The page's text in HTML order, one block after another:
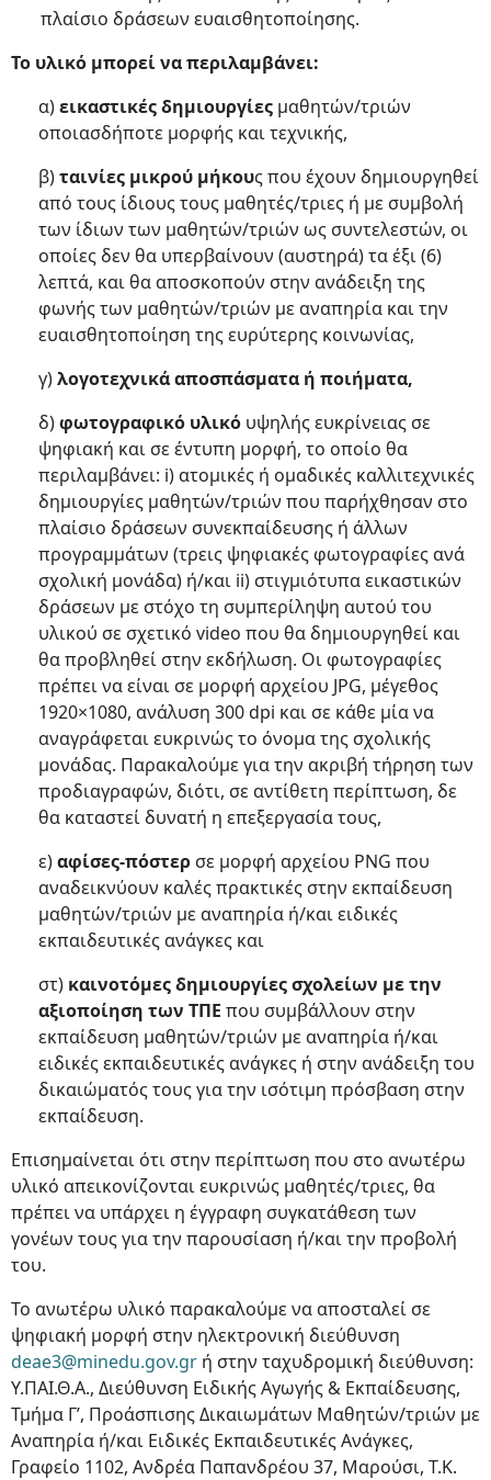
πλαίσιο δράσεων ευαισθητοποίησης.
Το υλικό μπορεί να περιλαμβάνει:
α)εικαστικές δημιουργίες μαθητών/τριών
οποιασδήποτε μορφής και τεχνικής,
β)ταινίες μικρού μήκους που έχουν δημιουργηθεί
από τους ίδιους τους μαθητές/τριες ή με συμβολή
των ίδιων των μαθητών/τριών ως συντελεστών, οι
οποίες δεν θα υπερβαίνουν (αυστηρά) τα έξι (6)
λεπτά, και θα αποσκοπούν στην ανάδειξη της
φωνής των μαθητών/τριών με αναπηρία και την
ευαισθητοποίηση της ευρύτερης κοινωνίας,
γ)λογοτεχνικά αποσπάσματα ή ποιήματα,
δ)φωτογραφικό υλικό υψηλής ευκρίνειας σε
ψηφιακή και σε έντυπη μορφή, το οποίο θα
περιλαμβάνει: i) ατομικές ή ομαδικές καλλιτεχνικές
δημιουργίες μαθητών/τριών που παρήχθησαν στο
πλαίσιο δράσεων συνεκπαίδευσης ή άλλων
προγραμμάτων (τρεις ψηφιακές φωτογραφίες ανά
σχολική μονάδα) ή/και ii) στιγμιότυπα εικαστικών
δράσεων με στόχο τη συμπερίληψη αυτού του
υλικού σε σχετικό video που θα δημιουργηθεί και
θα προβληθεί στην εκδήλωση. Οι φωτογραφίες
πρέπει να είναι σε μορφή αρχείου JPG, μέγεθος
1920×1080, ανάλυση 300 dpi και σε κάθε μία να
αναγράφεται ευκρινώς το όνομα της σχολικής
μονάδας. Παρακαλούμε για την ακριβή τήρηση των
προδιαγραφών, διότι, σε αντίθετη περίπτωση, δε
θα καταστεί δυνατή η επεξεργασία τους,
ε)αφίσες-πόστερ σε μορφή αρχείου PNG που
αναδεικνύουν καλές πρακτικές στην εκπαίδευση
μαθητών/τριών με αναπηρία ή/και ειδικές
εκπαιδευτικές ανάγκες και
στ) καινοτόμες δημιουργίες σχολείων με την
αξιοποίηση των ΤΠΕ που συμβάλλουν στην
εκπαίδευση μαθητών/τριών με αναπηρία ή/και
ειδικές εκπαιδευτικές ανάγκες ή στην ανάδειξη του
δικαιώματός τους για την ισότιμη πρόσβαση στην
εκπαίδευση.
Επισημαίνεται ότι στην περίπτωση που στο ανωτέρω
υλικό απεικονίζονται ευκρινώς μαθητές/τριες, θα
πρέπει να υπάρχει η έγγραφη συγκατάθεση των
γονέων τους για την παρουσίαση ή/και την προβολή
του.
Το ανωτέρω υλικό παρακαλούμε να αποσταλεί σε
ψηφιακή μορφή στην ηλεκτρονική διεύθυνση
deae3@minedu.gov.gr ή στην ταχυδρομική διεύθυνση:
Υ.ΠΑΙ.Θ.A., Διεύθυνση Ειδικής Αγωγής & Εκπαίδευσης,
Τμήμα Γ’, Προάσπισης Δικαιωμάτων Μαθητών/τριών με
Αναπηρία ή/και Ειδικές Εκπαιδευτικές Ανάγκες,
Γραφείο 1102, Ανδρέα Παπανδρέου 37, Μαρούσι, Τ.Κ.